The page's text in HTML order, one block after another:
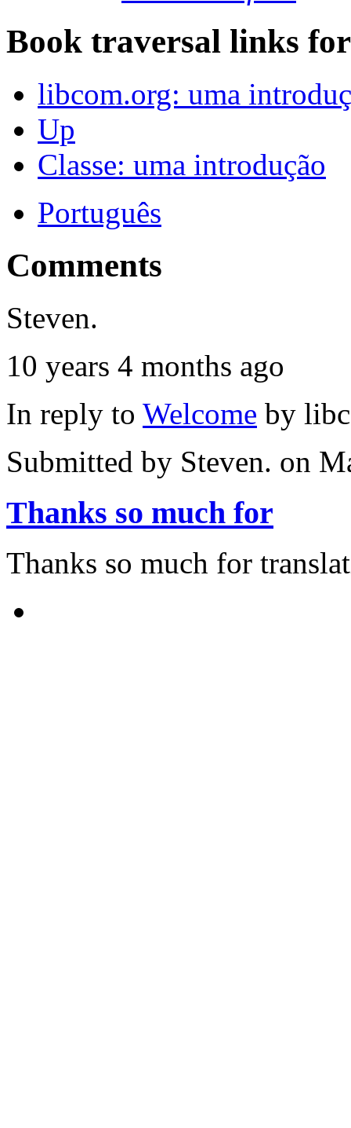
Book traversal links
libcom.org: uma
Up
Classe: uma introdução
Português
Comments
Steven.
10 years 4 months ago
In reply to Welcome by
Submitted by Steven. on
Thanks so much for
Thanks so much for